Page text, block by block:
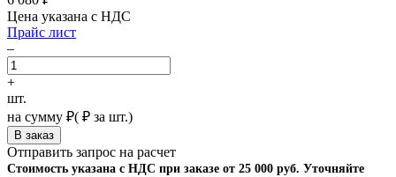
Цена указана с НДС
Прайс лист
–
+
шт.
на сумму ₽( ₽ за шт.)
Отправить запрос на расчет
Стоимость указана с НДС при заказе от 25 000 руб. Уточняйте